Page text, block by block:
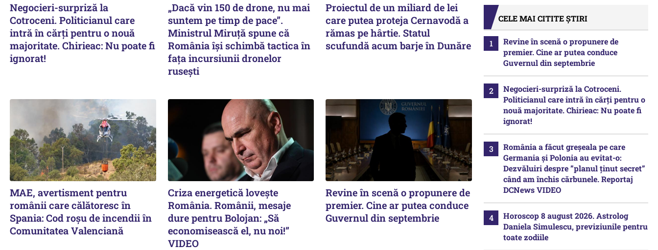
Negocieri-surpriză la
Cotroceni. Politicianul care
intră în cărți pentru o nouă
majoritate. Chirieac: Nu poate fi
ignorat!
„Dacă vin 150 de drone, nu mai
suntem pe timp de pace”.
Ministrul Miruţă spune că
România își schimbă tactica în
fața incursiunii dronelor
rusești
Proiectul de un miliard de lei
care putea proteja Cernavodă a
rămas pe hârtie. Statul
scufundă acum barje în Dunăre
MAE, avertisment pentru
românii care călătoresc în
Spania: Cod roșu de incendii în
Comunitatea Valenciană
Criza energetică lovește
România. Românii, mesaje
dure pentru Bolojan: „Să
economisească el, nu noi!”
VIDEO
Revine în scenă o propunere de
premier. Cine ar putea conduce
Guvernul din septembrie
CELE MAI CITITE ȘTIRI
Revine în scenă o propunere de
premier. Cine ar putea conduce
Guvernul din septembrie
Negocieri-surpriză la Cotroceni.
Politicianul care intră în cărți pentru o
nouă majoritate. Chirieac: Nu poate fi
ignorat!
România a făcut greșeala pe care
Germania și Polonia au evitat-o:
Dezvăluiri despre ”planul ținut secret”
când am închis cărbunele. Reportaj
DCNews VIDEO
Horoscop 8 august 2026. Astrolog
Daniela Simulescu, previziunile pentru
toate zodiile